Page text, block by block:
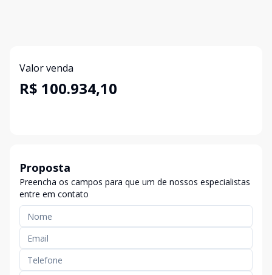
Valor venda
R$ 100.934,10
Proposta
Preencha os campos para que um de nossos especialistas
entre em contato